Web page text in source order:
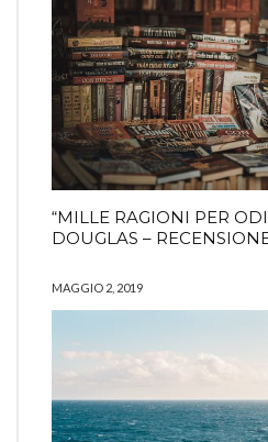
“MILLE RAGIONI PER
DOUGLAS –
MAGGIO 2, 2019